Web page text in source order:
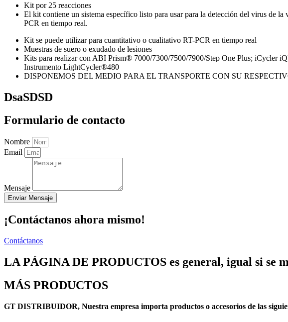
Kit por 25 reacciones
El kit contiene un sistema específico listo para usar para la detección del virus de
PCR en tiempo real.
Kit se puede utilizar para cuantitativo o cualitativo RT-PCR en tiempo real
Muestras de suero o exudado de lesiones
Kits para realizar con ABI Prism® 7000/7300/7500/7900/Step One Plus;
Instrumento LightCycler®480
DISPONEMOS DEL MEDIO PARA EL TRANSPORTE CON SU
DsaSDSD
Formulario de contacto
Nombre
Email
Mensaje
Enviar Mensaje
¡Contáctanos ahora mismo!
Contáctanos
LA PÁGINA DE PRODUCTOS es general, igual si
MÁS PRODUCTOS
GT DISTRIBUIDOR, Nuestra empresa importa productos o accesorios de las